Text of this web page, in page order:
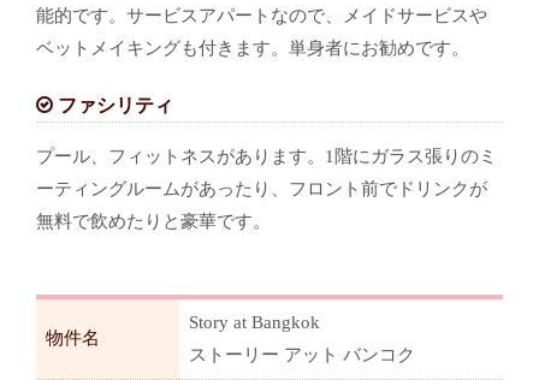
能的です。サービスアパートなので、メイドサービスや
ベットメイキングも付きます。単身者にお勧めです。
ファシリティ
プール、フィットネスがあります。1階にガラス張りのミ
ーティングルームがあったり、フロント前でドリンクが
無料で飲めたりと豪華です。
物件名
Story at Bangkok
ストーリー アット バンコク